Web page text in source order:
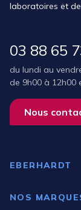
laboratoires et
03 88 65
du lundi au
de 9h00 à 12h00
Nous
EBERHARDT
NOS